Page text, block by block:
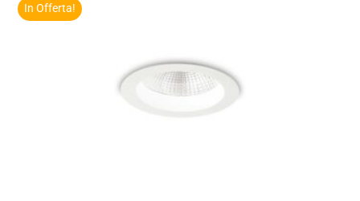
In Offerta!